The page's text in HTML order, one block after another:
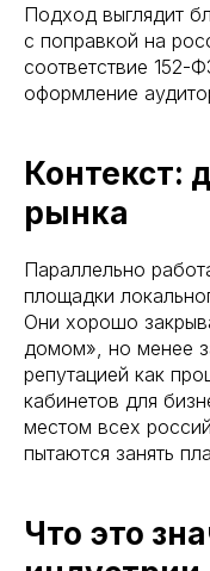
Подход выглядит
с поправкой на
соответствие 152-
оформление
Контекст:
рынка
Параллельно
площадки
Они хорошо
домом», но менее
репутацией как
кабинетов для
местом всех
пытаются занять
Что это